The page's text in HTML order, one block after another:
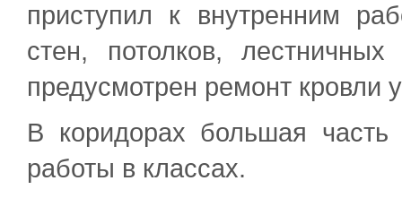
приступил к внутренним
стен, потолков,
предусмотрен ремонт кровли
В коридорах большая часть
работы в классах.